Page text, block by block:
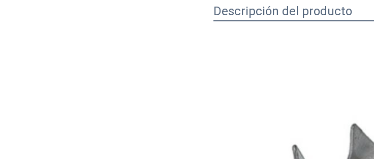
Descripción del producto